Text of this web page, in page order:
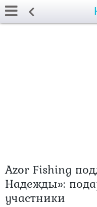
Azor Fishing
Надежды»:
участники